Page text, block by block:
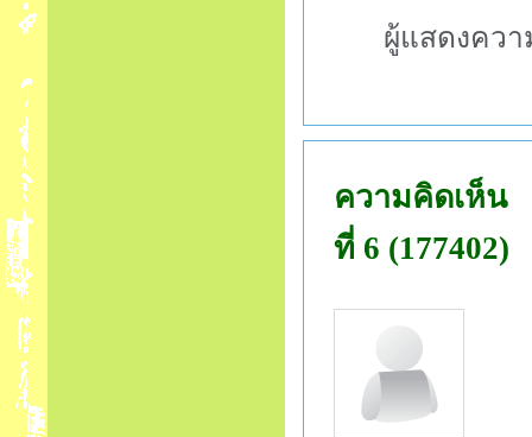
ผู้แสดงคว
ความคิดเห็น
ที่ 6 (177402)